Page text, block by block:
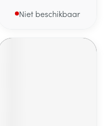
Niet beschikbaar